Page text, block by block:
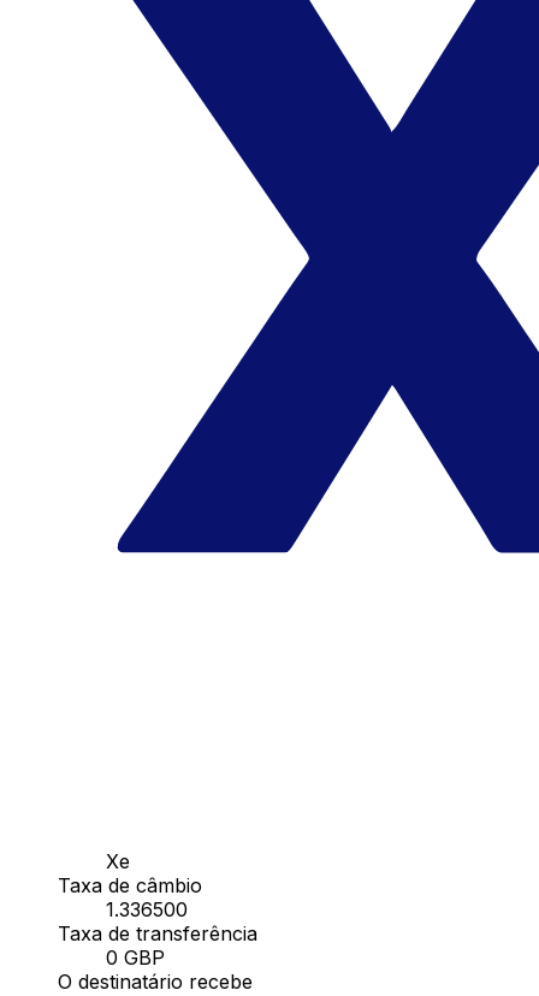
Xe
Taxa de câmbio
1.336500
Taxa de transferência
0 GBP
O destinatário recebe